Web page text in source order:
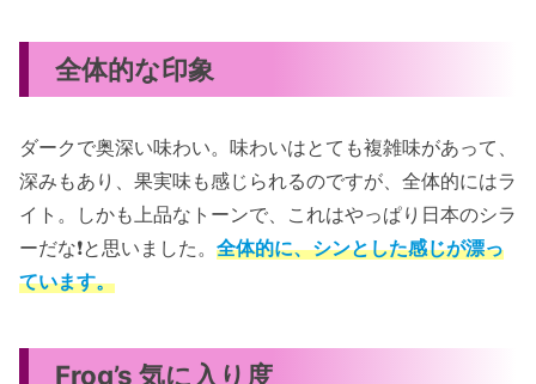
全体的な印象
ダークで奥深い味わい。味わいはとても複雑味があって、
深みもあり、果実味も感じられるのですが、全体的にはラ
イト。しかも上品なトーンで、これはやっぱり日本のシラ
ーだな❗️と思いました。 全体的に、シンとした感じが漂っ
ています。
Frog’s 気に入り度